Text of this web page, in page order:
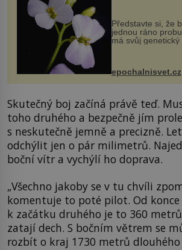
Představte si, že
jednou ráno
má svůj
vstupenka...
epochalnisvet.cz
Skutečný boj začíná právě teď.
toho druhého a bezpečně jím
s neskutečně jemně a precizně.
odchýlit jen o pár milimetrů.
boční vítr a vychýlí ho doprava.
„Všechno jakoby se v tu chvíli
komentuje to poté pilot. Od
k začátku druhého je to 360
zatají dech. S bočním větrem se
rozbít o kraj 1730 metrů